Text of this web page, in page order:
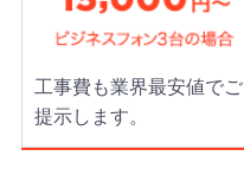
工事費も業界最安値でご
提示します。